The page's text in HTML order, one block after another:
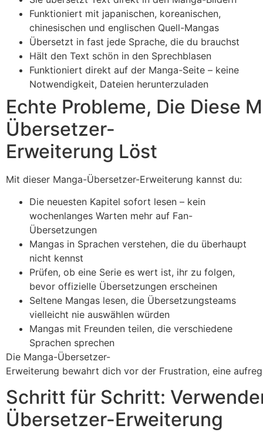
Funktioniert mit japanischen, koreanischen,
chinesischen und englischen Quell-Mangas
Übersetzt in fast jede Sprache, die du brauchst
Hält den Text schön in den Sprechblasen
Funktioniert direkt auf der Manga-Seite – keine
Notwendigkeit, Dateien herunterzuladen
Echte Probleme, Die Diese
Übersetzer-
Erweiterung Löst
Mit dieser Manga-Übersetzer-Erweiterung kannst du:
Die neuesten Kapitel sofort lesen – kein
wochenlanges Warten mehr auf Fan-
Übersetzungen
Mangas in Sprachen verstehen, die du überhaupt
nicht kennst
Prüfen, ob eine Serie es wert ist, ihr zu folgen,
bevor offizielle Übersetzungen erscheinen
Seltene Mangas lesen, die Übersetzungsteams
vielleicht nie auswählen würden
Mangas mit Freunden teilen, die verschiedene
Sprachen sprechen
Die Manga-Übersetzer-
Erweiterung bewahrt dich vor der Frustration, eine
Schritt für Schritt:
Übersetzer-Erweiterung